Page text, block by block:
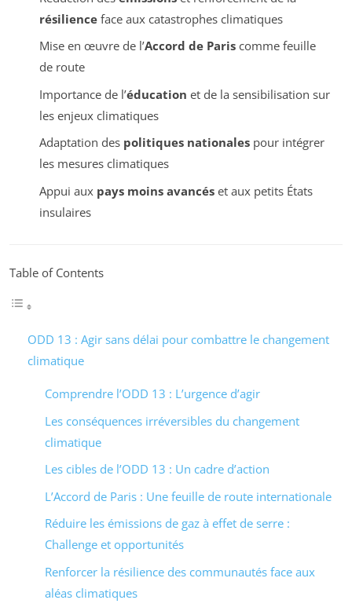
résilienceface aux catastrophes climatiques
Mise en œuvre de l’Accord de Pariscomme feuille
de route
Importance de l’éducation et de la sensibilisation sur
les enjeux climatiques
Adaptation des politiques nationalespour intégrer
les mesures climatiques
Appui aux pays moins avancéset aux petits États
insulaires
Table of Contents
ODD 13 : Agir sans délai pour combattre le changement
climatique
Comprendre l’ODD 13 : L’urgence d’agir
Les conséquences irréversibles du changement
climatique
Les cibles de l’ODD 13 : Un cadre d’action
L’Accord de Paris : Une feuille de route internationale
Réduire les émissions de gaz à effet de serre :
Challenge et opportunités
Renforcer la résilience des communautés face aux
aléas climatiques